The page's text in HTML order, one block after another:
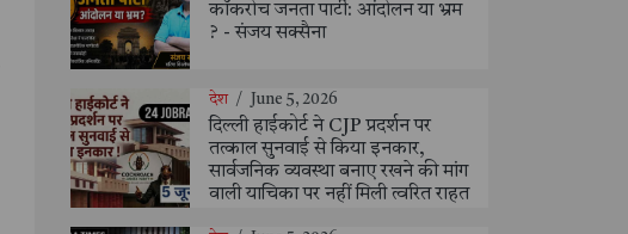
कॉकरोच जनता पार्टी: आंदोलन या भ्रम
? - संजय सक्सैना
देश / June 5, 2026
दिल्ली हाईकोर्ट ने CJP प्रदर्शन पर
तत्काल सुनवाई से किया इनकार,
सार्वजनिक व्यवस्था बनाए रखने की मांग
वाली याचिका पर नहीं मिली त्वरित राहत